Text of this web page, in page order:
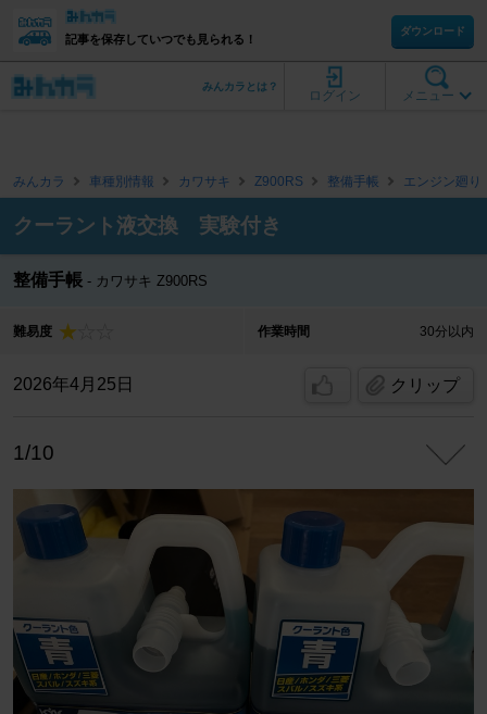
記事を保存していつでも見られる！
ダウンロード
メニュー
ログイン
みんカラとは？
みんカラ 車種別情報 カワサキ Z900RS 整備手帳 エンジン廻り
クーラント液交換 実験付き
整備手帳 カワサキ Z900RS
難易度 作業時間 30分以内
2026年4月25日 クリップ
1/10